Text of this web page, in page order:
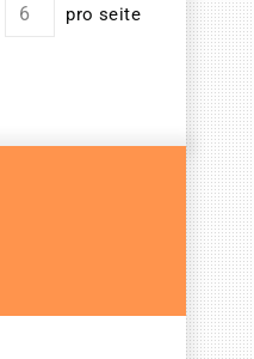
pro seite